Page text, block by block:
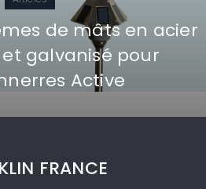
de mâts en acier
galvanisé pour
Active
FRANCE